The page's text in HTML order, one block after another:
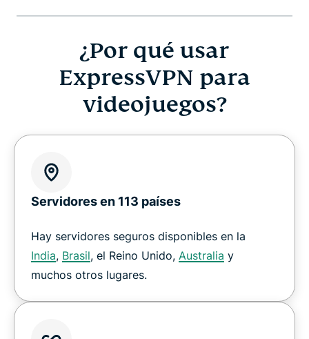
¿Por qué usar
ExpressVPN para
videojuegos?
Servidores en 113 países
Hay servidores seguros disponibles en la
India, Brasil, el Reino Unido, Australia y
muchos otros lugares.